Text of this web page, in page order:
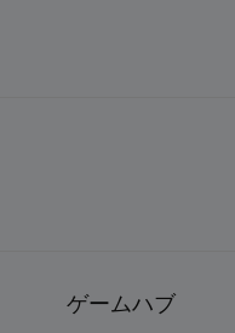
ゲームハブ